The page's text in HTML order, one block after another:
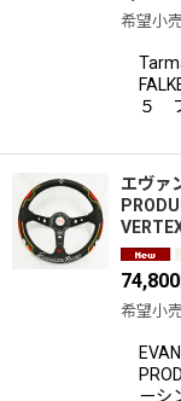
希望小
５
エヴァ
74,800
希望小
ーシ